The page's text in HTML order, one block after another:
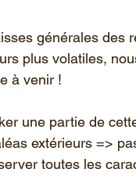
générales des
plus volatiles,
à venir !
une partie de
extérieurs =>